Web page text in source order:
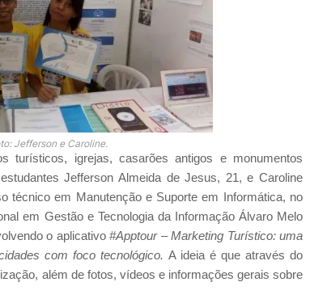
Jefferson e Caroline.
turísticos, igrejas, casarões antigos e monumentos
Jefferson Almeida de Jesus, 21, e Caroline
técnico em Manutenção e Suporte em Informática, no
em Gestão e Tecnologia da Informação Álvaro Melo
o aplicativo #Apptour – Marketing Turístico: uma
com foco tecnológico. A ideia é que através do
além de fotos, vídeos e informações gerais sobre